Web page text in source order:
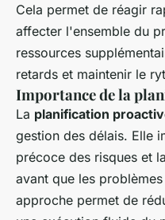
Cela permet de réagir
affecter l'ensemble du
ressources
retards et maintenir le
Importance de la
La planification
gestion des délais. Elle
précoce des risques et
avant que les
approche permet de